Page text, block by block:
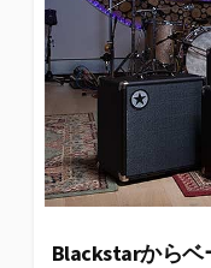
Blackstarから